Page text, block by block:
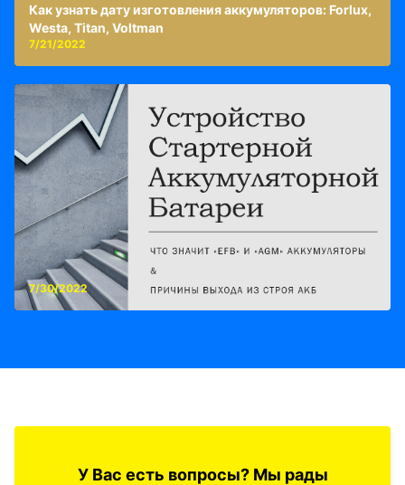
Как узнать дату изготовления аккумуляторов: Forlux,
Westa, Titan, Voltman
7/21/2022
7/30/2022
У Вас есть вопросы? Мы рады